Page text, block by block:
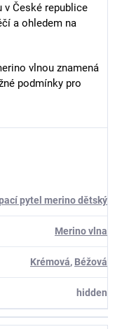
v České republice
a ohledem na
vlnou znamená
podmínky pro
pytel merino dětský
Merino vlna
Krémová, Béžová
hidden